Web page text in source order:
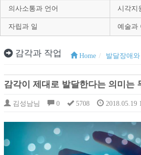
의사소통과 언어 시각지
자립과 일 예술과
감각과 작업 Home 발달장애와
감각이 제대로 발달한다는 의미는
김성남님 0 5708 2018.05.19